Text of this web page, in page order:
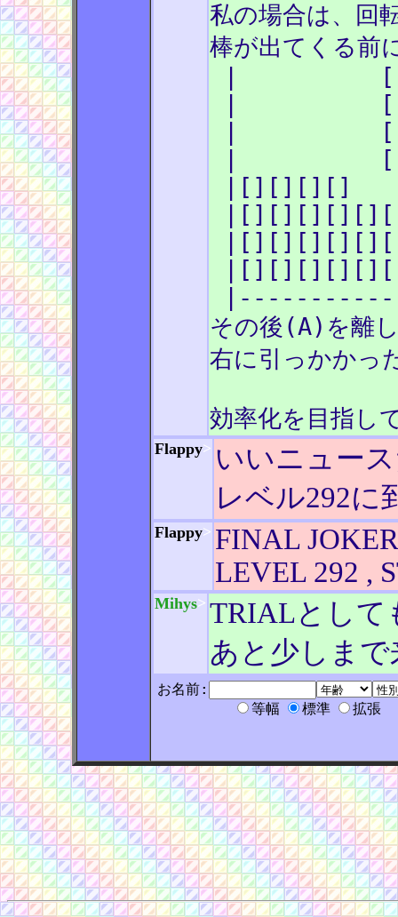
私の場合は、回
棒が出てくる前
|
|
|
|
その後(A)を離
右に引っかかっ
効率化を目指し
Flappy> いいニュー
レベル292に
Flappy> FINAL JOKER
LEVEL 292 ,
Mihys> TRIALとして
あと少しま
お名前:
等幅 標準 拡張